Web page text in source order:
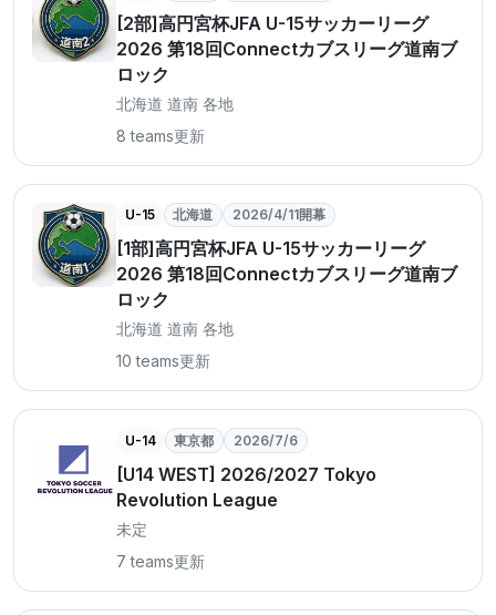
[2部]高円宮杯JFA U-15サッカーリーグ
2026 第18回Connectカブスリーグ道南ブ
ロック
北海道 道南 各地
8 teams更新
U-15 北海道 2026/4/11開幕
[1部]高円宮杯JFA U-15サッカーリーグ
2026 第18回Connectカブスリーグ道南ブ
ロック
北海道 道南 各地
10 teams更新
U-14 東京都 2026/7/6
[U14 WEST] 2026/2027 Tokyo
Revolution League
未定
7 teams更新